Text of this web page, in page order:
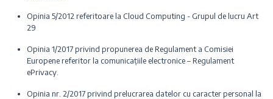
Opinia 5/2012 referitoare la Cloud Computing - Grupul de lucru Art
29
Opinia 1/2017 privind propunerea de Regulament a Comisiei
Europene referitor la comunicațiile electronice – Regulament
ePrivacy.
Opinia nr. 2/2017 privind prelucrarea datelor cu caracter personal la